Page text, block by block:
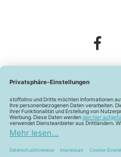
Widerrufsbelehrung
Barrierefreiheitserklärung